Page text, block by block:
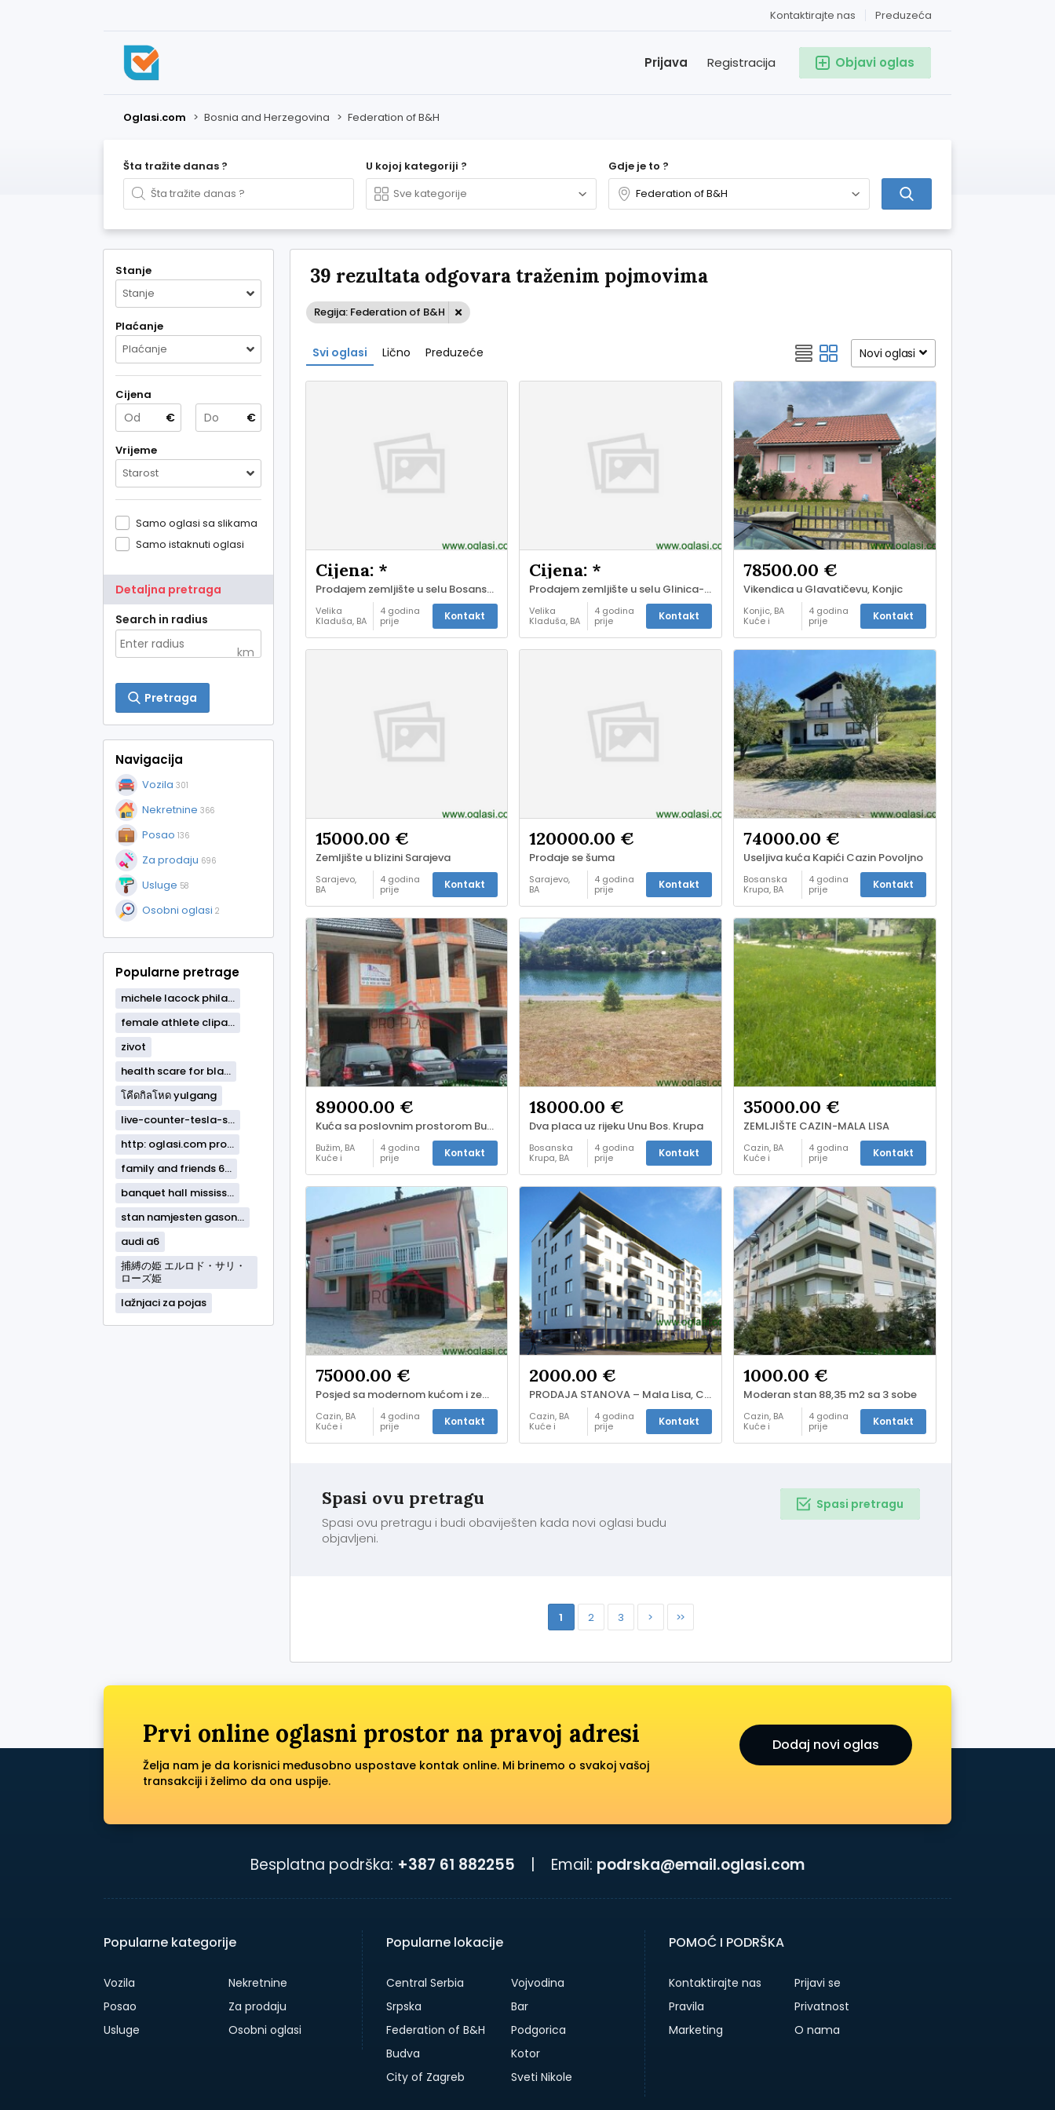
Preduzeća
Kontaktirajte nas
Objavi oglas
Registracija
Prijava
Oglasi.com > Bosnia and Herzegovina > Federation of B&H
Šta tražite danas ? U kojoj kategoriji ? Gdje je to ?
Stanje
Stanje
Plaćanje
Plaćanje
Cijena
€ €
Vrijeme
Starost
Samo oglasi sa slikama
Samo istaknuti oglasi
Detaljna pretraga
Search in radius
km
Pretraga
Navigacija
Vozila 301
Nekretnine 366
Posao 136
Za prodaju 696
Usluge 58
Osobni oglasi 2
Popularne pretrage
michele lacock phila...
female athlete clipa...
zivot
health scare for bla...
โคีดกิลโหด yulgang
live-counter-tesla-s...
http: oglasi.com pro...
family and friends 6...
banquet hall mississ...
stan namjesten gason...
audi a6
捕縛の姫 エルロド・サリ・
ローズ姫
lažnjaci za pojas
39 rezultata odgovara traženim pojmovima
Regija: Federation of B&H
Svi oglasi Lično Preduzeće Novi oglasi
Cijena: *
Prodajem zemljište u selu Bosanska Bojna, opstina Velika Kladusa
Velika
Kladuša, BA
stanovi -
prodaja
4 godina
prije
Kontakt
Cijena: *
Prodajem zemljište u selu Glinica-Bukovlje, opstina Velika Kladusa
Velika
Kladuša, BA
stanovi -
prodaja
4 godina
prije
Kontakt
78500.00 €
Vikendica u Glavatičevu, Konjic
Konjic, BA
Kuće i
prodaja
4 godina
prije
Kontakt
15000.00 €
Zemljište u blizini Sarajeva
Sarajevo,
BA
stanovi -
prodaja
4 godina
prije
Kontakt
120000.00 €
Prodaje se šuma
Sarajevo,
BA
stanovi -
prodaja
4 godina
prije
Kontakt
74000.00 €
Useljiva kuća Kapići Cazin Povoljno
Bosanska
Krupa, BA
stanovi -
prodaja
4 godina
prije
Kontakt
89000.00 €
Kuća sa poslovnim prostorom Bužim
Bužim, BA
Kuće i
prodaja
4 godina
prije
Kontakt
18000.00 €
Dva placa uz rijeku Unu Bos. Krupa
Bosanska
Krupa, BA
stanovi -
prodaja
4 godina
prije
Kontakt
35000.00 €
ZEMLJIŠTE CAZIN-MALA LISA
Cazin, BA
Kuće i
prodaja
4 godina
prije
Kontakt
75000.00 €
Posjed sa modernom kućom i zemljištem
Cazin, BA
Kuće i
prodaja
4 godina
prije
Kontakt
2000.00 €
PRODAJA STANOVA – Mala Lisa, CAZIN
Cazin, BA
Kuće i
prodaja
4 godina
prije
Kontakt
1000.00 €
Moderan stan 88,35 m2 sa 3 sobe
Cazin, BA
Kuće i
prodaja
4 godina
prije
Kontakt
Spasi ovu pretragu
Spasi ovu pretragu i budi obaviješten kada novi oglasi budu
objavljeni.
Spasi pretragu
1 2 3 > >>
Prvi online oglasni prostor na pravoj adresi
Želja nam je da korisnici međusobno uspostave kontak online. Mi brinemo o svakoj vašoj
transakciji i želimo da ona uspije.
Dodaj novi oglas
Besplatna podrška: +387 61 882255 | Email: podrska@email.oglasi.com
Popularne kategorije
Vozila
Nekretnine
Posao
Za prodaju
Usluge
Osobni oglasi
Popularne lokacije
Central Serbia
Vojvodina
Srpska
Bar
Federation of B&H
Podgorica
Budva
Kotor
City of Zagreb
Sveti Nikole
POMOĆ I PODRŠKA
Kontaktirajte nas
Prijavi se
Pravila
Privatnost
Marketing
O nama